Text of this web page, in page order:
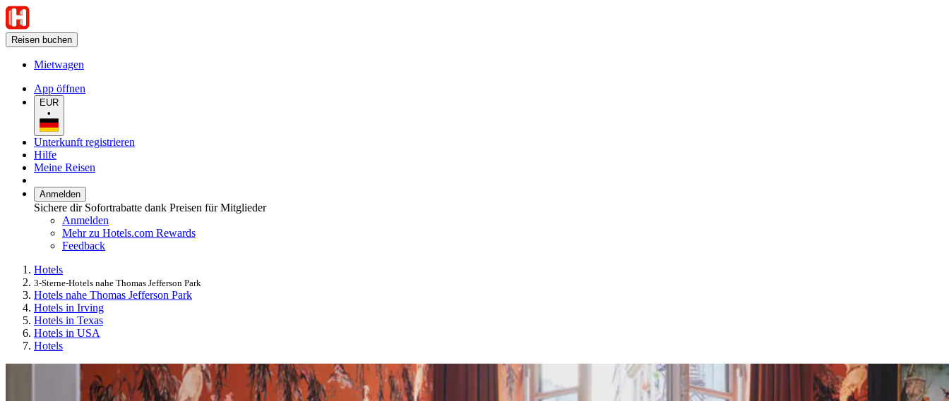
Reisen buchen
Mietwagen
App öffnen
EUR
•
Unterkunft registrieren
Hilfe
Meine Reisen
Anmelden
Sichere dir Sofortrabatte dank Preisen für Mitglieder
Anmelden
Mehr zu Hotels.com Rewards
Feedback
Hotels
3-Sterne-Hotels nahe Thomas Jefferson Park
Hotels nahe Thomas Jefferson Park
Hotels in Irving
Hotels in Texas
Hotels in USA
Hotels